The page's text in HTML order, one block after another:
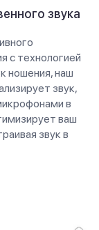
звука
с технологией
ношения, наш
звук,
в
ваш
звук в